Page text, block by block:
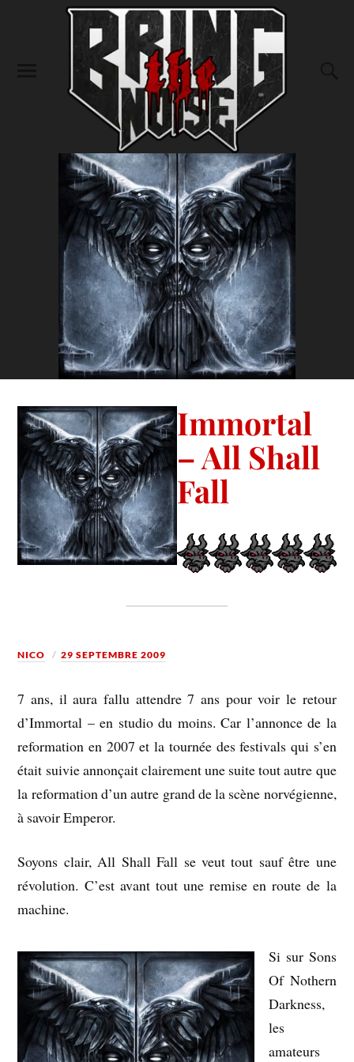
Immortal
– All Shall
Fall
NICO 29 SEPTEMBRE 2009
7 ans, il aura fallu attendre 7 ans pour voir le retour
d’Immortal – en studio du moins. Car l’annonce de la
reformation en 2007 et la tournée des festivals qui s’en
était suivie annonçait clairement une suite tout autre que
la reformation d’un autre grand de la scène norvégienne,
à savoir Emperor.
Soyons clair, All Shall Fall se veut tout sauf être une
révolution. C’est avant tout une remise en route de la
machine.
Si sur Sons
Of Nothern
Darkness,
les
amateurs